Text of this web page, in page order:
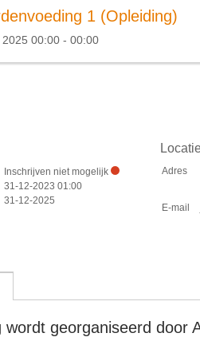
1 (Opleiding)
00:00 - 00:00
Inschrijven niet mogelijk
31-12-2023 01:00
31-12-2025
Adres
E-mail
wordt georganiseerd door